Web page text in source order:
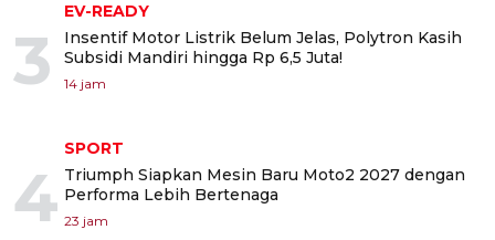
3
EV-READY
Insentif Motor Listrik Belum Jelas, Polytron Kasih
Subsidi Mandiri hingga Rp 6,5 Juta!
14 jam
4
SPORT
Triumph Siapkan Mesin Baru Moto2 2027 dengan
Performa Lebih Bertenaga
23 jam